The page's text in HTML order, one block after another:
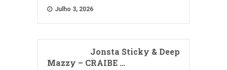
Julho 3, 2026
Jonsta Sticky & Deep
Mazzy – CRAIBE …